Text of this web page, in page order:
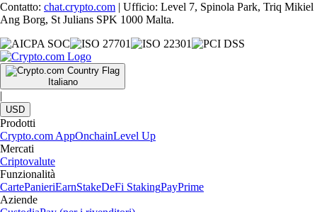
Contatto: chat.crypto.com | Ufficio: Level 7, Spinola Park, Triq Mikiel
Ang Borg, St Julians SPK 1000 Malta.
Italiano
|
USD
Prodotti
Crypto.com AppOnchainLevel Up
Mercati
Criptovalute
Funzionalità
CartePanieriEarnStakeDeFi StakingPayPrime
Aziende